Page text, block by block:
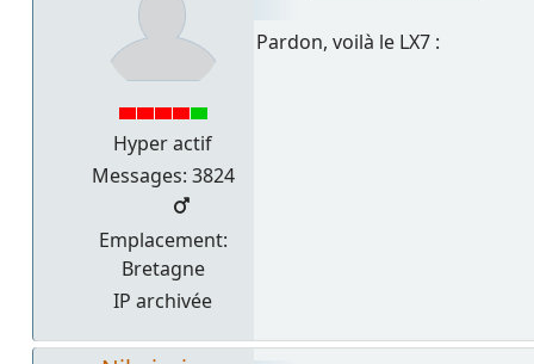
Hyper actif
Messages: 3824
Emplacement:
Bretagne
IP archivée
Pardon, voilà le LX7 :